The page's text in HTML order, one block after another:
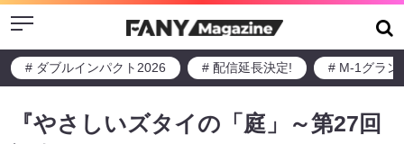
Menu
# ダブルインパクト2026 # 配信延長決定! # M-1グラン
『やさしいズタイの「庭」～第27回